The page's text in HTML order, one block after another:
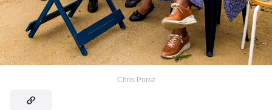
Chris Porsz